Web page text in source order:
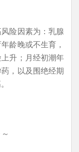
险因素为：乳腺
龄晚或不生育，
升；月经初潮年
，以及围绝经期